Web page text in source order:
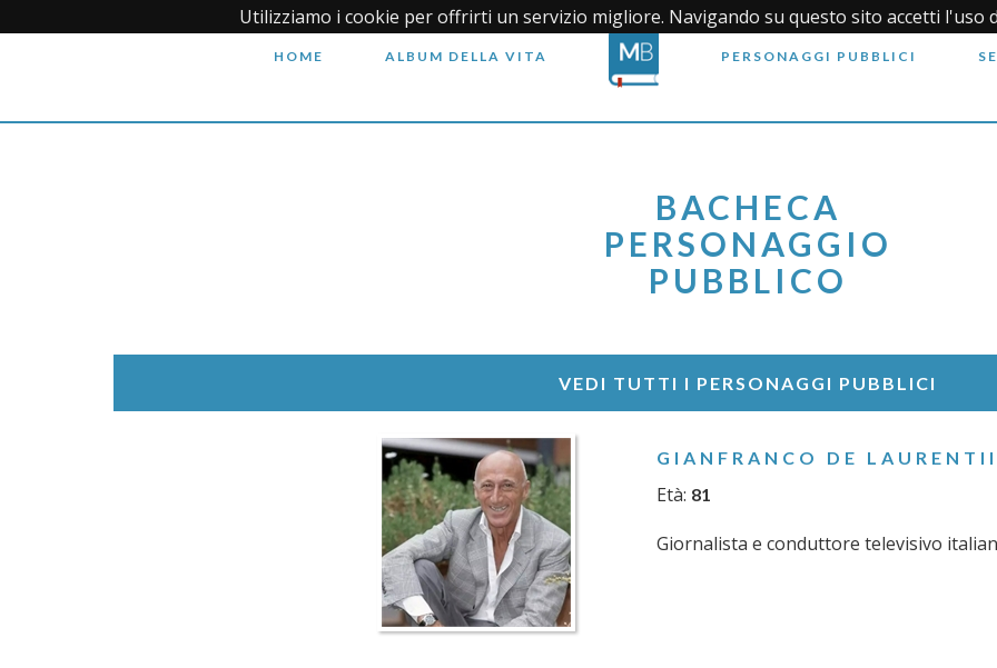
Utilizziamo i cookie per offrirti un servizio migliore. Navigando su questo sito accetti l'uso
HOME ALBUM DELLA VITA PERSONAGGI PUBBLICI
BACHECA
PERSONAGGIO
PUBBLICO
VEDI TUTTI I PERSONAGGI PUBBLICI
GIANFRANCO DE
Età: 81
Giornalista e conduttore televisivo